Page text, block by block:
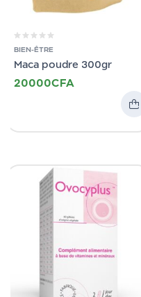
BIEN-ÊTRE
Maca poudre 300gr
20000CFA